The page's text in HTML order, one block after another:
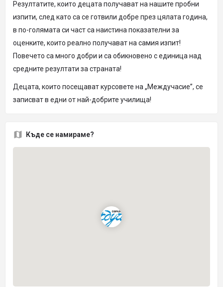
Резултатите, които децата получават на нашите пробни
изпити, след като са се готвили добре през цялата година,
в по-голямата си част са наистина показателни за
оценките, които реално получават на самия изпит!
Повечето са много добри и са обикновено с единица над
средните резултати за страната!
Децата, които посещават курсовете на „Междучасие”, се
записват в едни от най-добрите училища!
Къде се намираме?